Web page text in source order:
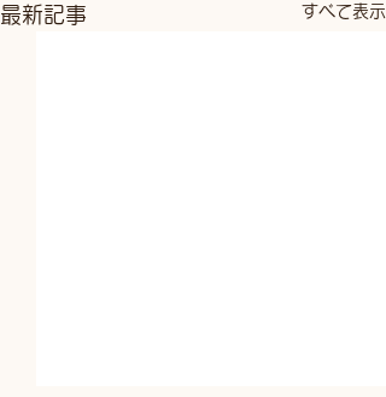
最新記事 すべて表示